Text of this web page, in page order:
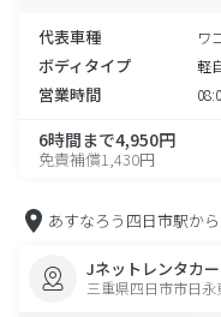
代表車種 ワ
ボディタイプ 軽
営業時間
6時間まで4,950円
免責補償1,430円
あすなろう四日市駅から
Jネットレンタカ
三重県四日市市日永